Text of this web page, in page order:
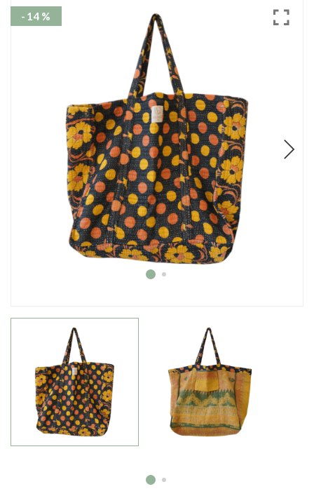
Mode
Sacs en Kantha
Pochettes ordinateur
Trousses de toilette
Objets déco
Patères en métal
La vie en vert
La vie en bleu
La vie en rose
Carte cadeau
-14%